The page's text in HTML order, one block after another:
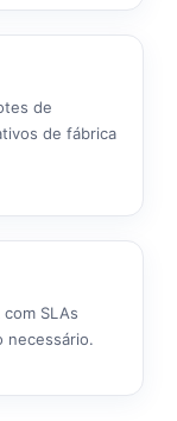
de
de fábrica
SLAs
necessário.